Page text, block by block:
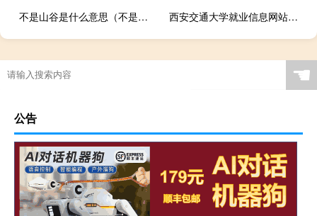
不是山谷是什么意思（不是山谷所以没有回应什么意思）什么梗 西安交通大学就业信息网站（西安交通大学就业信息网）
☚
公告